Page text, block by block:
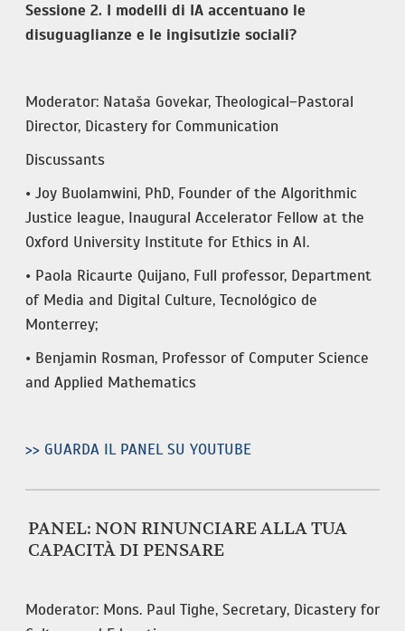
Sessione 2. I modelli di IA accentuano le
disuguaglianze e le ingisutizie sociali?
Moderator: Nataša Govekar, Theological–Pastoral
Director, Dicastery for Communication
Discussants
• Joy Buolamwini, PhD, Founder of the Algorithmic
Justice league, Inaugural Accelerator Fellow at the
Oxford University Institute for Ethics in AI.
• Paola Ricaurte Quijano, Full professor, Department
of Media and Digital Culture, Tecnológico de
Monterrey;
• Benjamin Rosman, Professor of Computer Science
and Applied Mathematics
>> GUARDA IL PANEL SU YOUTUBE
PANEL: NON RINUNCIARE ALLA TUA
CAPACITÀ DI PENSARE
Moderator: Mons. Paul Tighe, Secretary, Dicastery for